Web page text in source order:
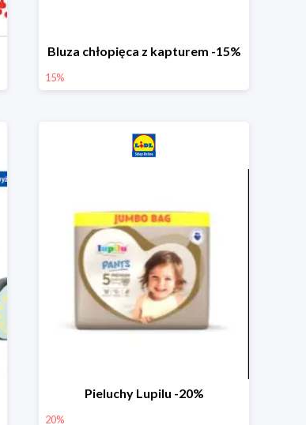
Bluza chłopięca z kapturem -15%
15%
Pieluchy Lupilu -20%
20%